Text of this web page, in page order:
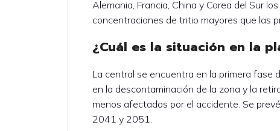
Alemania, Francia, China y Corea del Sur
concentraciones de tritio mayores que las
¿Cuál es la situación en la
La central se encuentra en la primera fase
en la descontaminación de la zona y la
menos afectados por el accidente. Se
2041 y 2051.